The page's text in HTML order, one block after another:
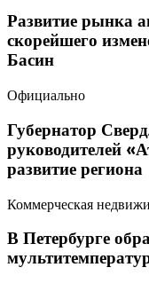
Развитие рынка
скорейшего
Басин
Официально
Губернатор
руководителей
развитие региона
Коммерческая
В Петербурге